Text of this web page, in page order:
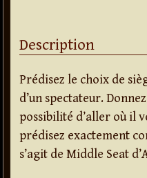
Description
Prédisez le choix de
d’un spectateur.
possibilité d’aller où il
prédisez exactement
s’agit de Middle Seat